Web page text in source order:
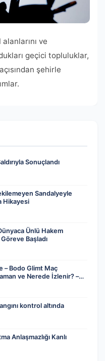
ve
geçici topluluklar,
şehirle
Sonuçlandı
Sandalyeyle
Hikayesi
Ünlü Hakem
Başladı
– Bodo Glimt Maç
ve Nerede İzlenir? –
kontrol altında
Anlaşmazlığı Kanlı